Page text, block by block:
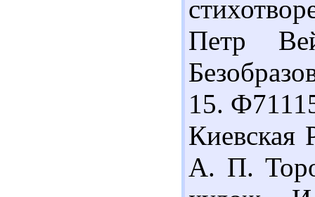
Петр
15.
Киевская
А. П.